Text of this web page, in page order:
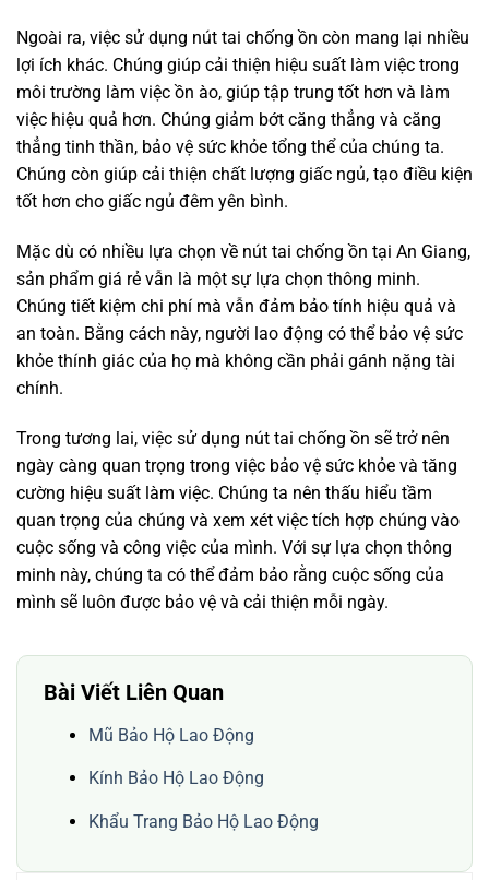
Ngoài ra, việc sử dụng nút tai chống ồn còn mang lại nhiều
lợi ích khác. Chúng giúp cải thiện hiệu suất làm việc trong
môi trường làm việc ồn ào, giúp tập trung tốt hơn và làm
việc hiệu quả hơn. Chúng giảm bớt căng thẳng và căng
thẳng tinh thần, bảo vệ sức khỏe tổng thể của chúng ta.
Chúng còn giúp cải thiện chất lượng giấc ngủ, tạo điều kiện
tốt hơn cho giấc ngủ đêm yên bình.
Mặc dù có nhiều lựa chọn về nút tai chống ồn tại An Giang,
sản phẩm giá rẻ vẫn là một sự lựa chọn thông minh.
Chúng tiết kiệm chi phí mà vẫn đảm bảo tính hiệu quả và
an toàn. Bằng cách này, người lao động có thể bảo vệ sức
khỏe thính giác của họ mà không cần phải gánh nặng tài
chính.
Trong tương lai, việc sử dụng nút tai chống ồn sẽ trở nên
ngày càng quan trọng trong việc bảo vệ sức khỏe và tăng
cường hiệu suất làm việc. Chúng ta nên thấu hiểu tầm
quan trọng của chúng và xem xét việc tích hợp chúng vào
cuộc sống và công việc của mình. Với sự lựa chọn thông
minh này, chúng ta có thể đảm bảo rằng cuộc sống của
mình sẽ luôn được bảo vệ và cải thiện mỗi ngày.
Bài Viết Liên Quan
Mũ Bảo Hộ Lao Động
Kính Bảo Hộ Lao Động
Khẩu Trang Bảo Hộ Lao Động